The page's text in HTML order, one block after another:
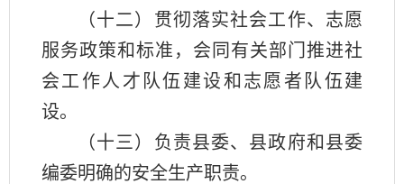
（十二）贯彻落实社会工作、志愿
服务政策和标准，会同有关部门推进社
会工作人才队伍建设和志愿者队伍建
设。
（十三）负责县委、县政府和县委
编委明确的安全生产职责。